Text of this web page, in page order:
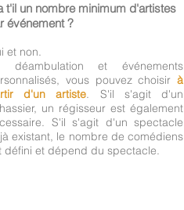
t'il un nombre minimum d'artistes
événement ?
et non.
déambulation et événements
vous pouvez choisir à
d'un artiste. S'il s'agit d'un
un régisseur est également
S'il s'agit d'un spectacle
existant, le nombre de comédiens
défini et dépend du spectacle.